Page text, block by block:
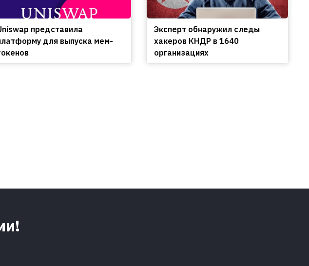
представила
для выпуска мем-
Эксперт обнаружил следы
хакеров КНДР в 1640
организациях